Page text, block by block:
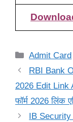
Categories
Admit Card
RBI Bank
2026 Edit
फॉर्म 2026 लिंक
IB